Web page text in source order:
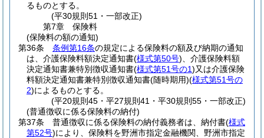
るものとする。
(平30規則51・一部改正)
第7章
保険料
(保険料の額の通知)
第36条
条例第16条の規定による保険料の額及び納期の通知
は、介護保険料額決定通知書(様式第50号) 、介護保険料額
決定通知書兼特別徴収通知書(様式第51号の1)又は介護保険
料額決定通知書兼特別徴収通知書(随時期用)(様式第51号の
2)によるものとする。
(平20規則45・平27規則41・平30規則55・一部改正)
(普通徴収に係る保険料の納付)
第37条
普通徴収に係る保険料の納付義務者は、納付書(様式
第52号)により、保険料を野洲市指定金融機関、野洲市指定